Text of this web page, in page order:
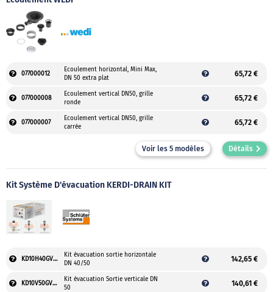
077000012
Ecoulement horizontal, Mini Max,
DN 50 extra plat
65,72 €
077000008
Ecoulement vertical DN50, grille
ronde
65,72 €
077000007
Ecoulement vertical DN50, grille
carrée
65,72 €
Voir les 5 modèles Détails
Kit Système D'évacuation KERDI-DRAIN KIT
KD10H40GVED1S
Kit évacuation sortie horizontale
DN 40/50
142,65 €
KD10V50GVED1S
Kit évacuation Sortie verticale DN
50
140,61 €